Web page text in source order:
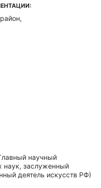
научный
наук, заслуженный
деятель искусств РФ)